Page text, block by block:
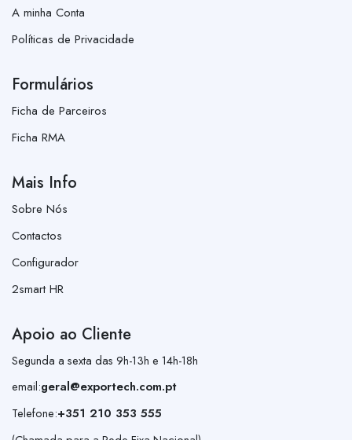
A minha Conta
Políticas de Privacidade
Formulários
Ficha de Parceiros
Ficha RMA
Mais Info
Sobre Nós
Contactos
Configurador
2smart HR
Apoio ao Cliente
Segunda a sexta das 9h-13h e 14h-18h
email:geral@exportech.com.pt
Telefone:+351 210 353 555